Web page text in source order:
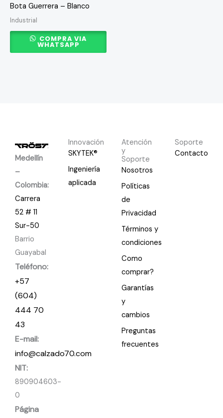
Bota Guerrera – Blanco
Industrial
pueden
elegir
la
COMPRA VIA
WHATSAPP
Medellín
–
Colombia:
Carrera
52 # 11
Sur-50
Barrio
Guayabal
Teléfono:
+57
(604)
444 70
43
E-mail:
info@calzado70.com
NIT:
890904603-
0
Página
Innovación
SKYTEK®
Ingeniería
aplicada
Atención
y
Soporte
Nosotros
Políticas
de
Privacidad
Términos y
condiciones
Como
comprar?
Garantías
y
cambios
Preguntas
frecuentes
Soporte
Contacto